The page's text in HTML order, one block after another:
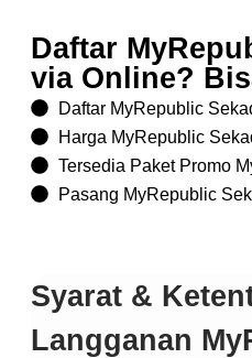
Daftar
via Online?
Daftar MyRepublic
Harga MyRepublic
Tersedia Paket Promo
Pasang MyRepublic
Syarat &
Langganan